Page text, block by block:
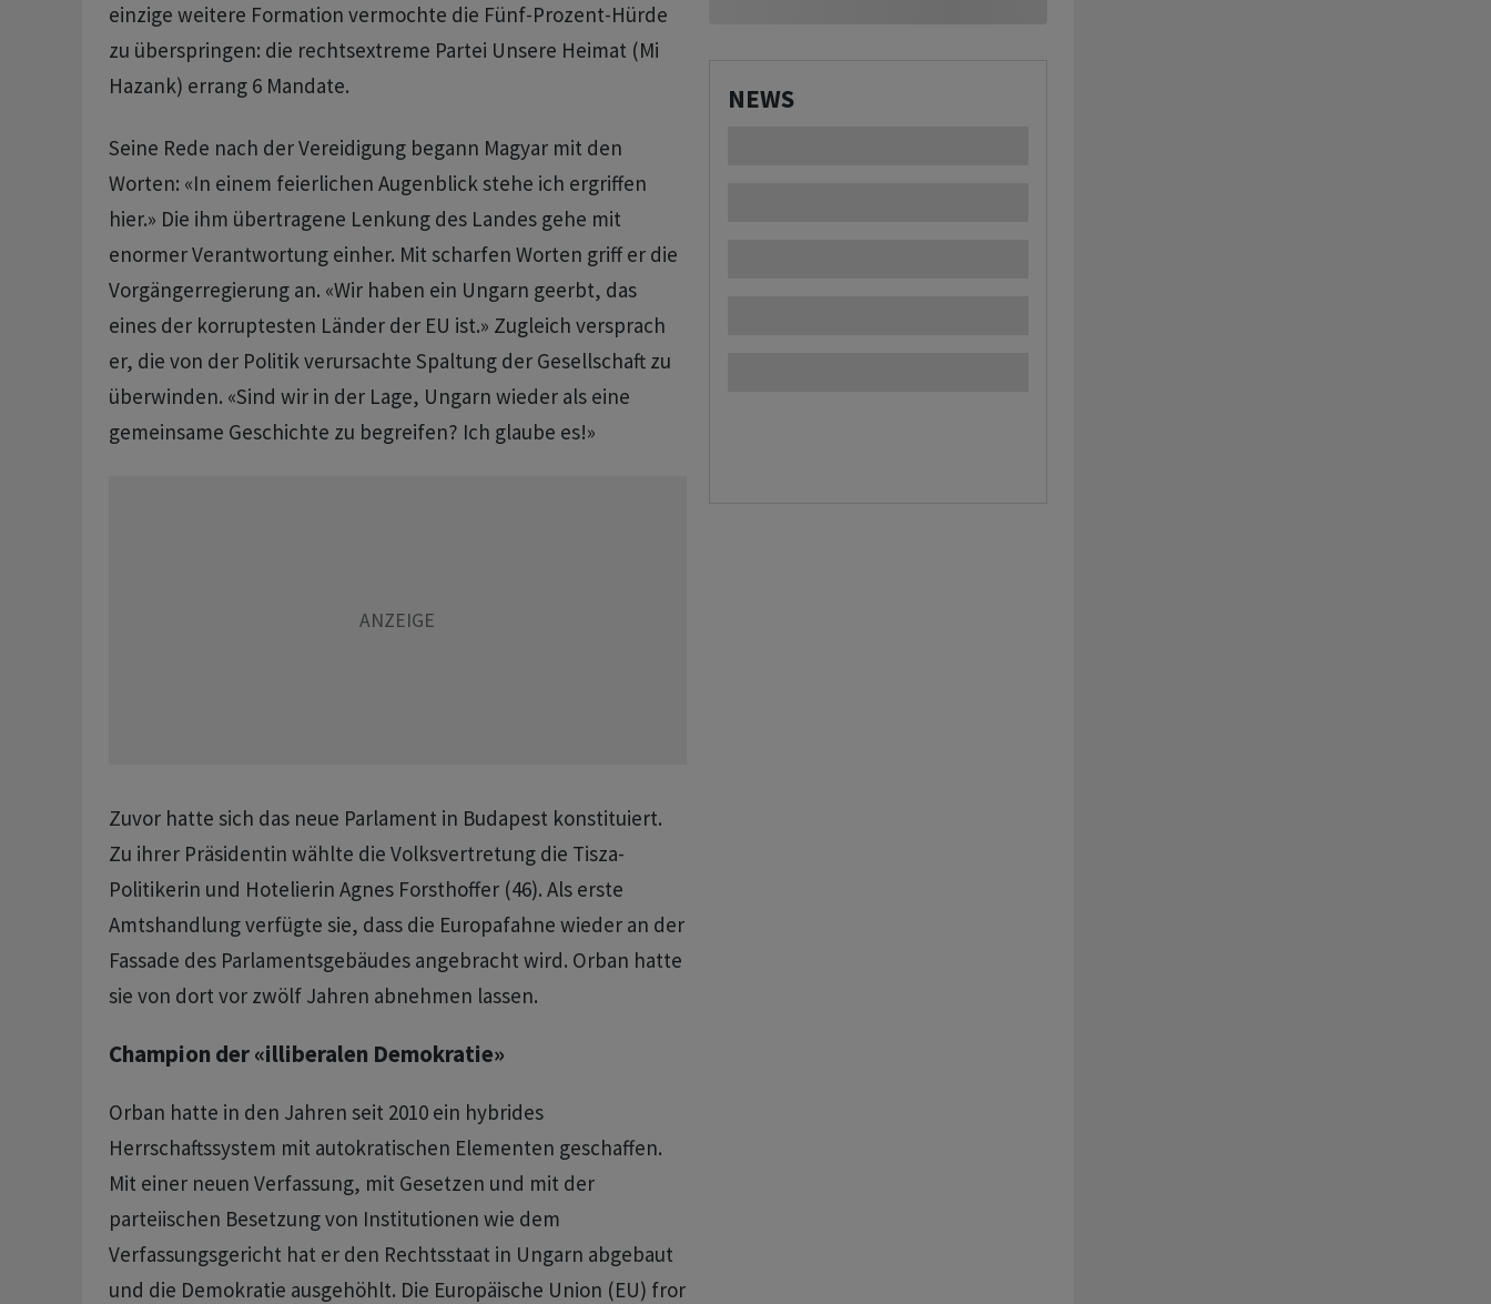
einzige weitere Formation vermochte die Fünf-Prozent-Hürde
zu überspringen: die rechtsextreme Partei Unsere Heimat (Mi
Hazank) errang 6 Mandate.
Seine Rede nach der Vereidigung begann Magyar mit den
Worten: «In einem feierlichen Augenblick stehe ich ergriffen
hier.» Die ihm übertragene Lenkung des Landes gehe mit
enormer Verantwortung einher. Mit scharfen Worten griff er die
Vorgängerregierung an. «Wir haben ein Ungarn geerbt, das
eines der korruptesten Länder der EU ist.» Zugleich versprach
er, die von der Politik verursachte Spaltung der Gesellschaft zu
überwinden. «Sind wir in der Lage, Ungarn wieder als eine
gemeinsame Geschichte zu begreifen? Ich glaube es!»
Zuvor hatte sich das neue Parlament in Budapest konstituiert.
Zu ihrer Präsidentin wählte die Volksvertretung die Tisza-
Politikerin und Hotelierin Agnes Forsthoffer (46). Als erste
Amtshandlung verfügte sie, dass die Europafahne wieder an der
Fassade des Parlamentsgebäudes angebracht wird. Orban hatte
sie von dort vor zwölf Jahren abnehmen lassen.
Champion der «illiberalen Demokratie»
Orban hatte in den Jahren seit 2010 ein hybrides
Herrschaftssystem mit autokratischen Elementen geschaffen.
Mit einer neuen Verfassung, mit Gesetzen und mit der
parteiischen Besetzung von Institutionen wie dem
Verfassungsgericht hat er den Rechtsstaat in Ungarn abgebaut
und die Demokratie ausgehöhlt. Die Europäische Union (EU) fror
NEWS